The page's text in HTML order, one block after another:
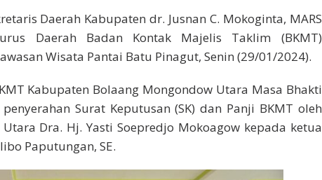
Daerah Kabupaten dr. Jusnan C. Mokoginta, MARS
Daerah Badan Kontak Majelis Taklim (BKMT)
Wisata Pantai Batu Pinagut, Senin (29/01/2024).
Kabupaten Bolaang Mongondow Utara Masa Bhakti
Surat Keputusan (SK) dan Panji BKMT oleh
Dra. Hj. Yasti Soepredjo Mokoagow kepada ketua
Paputungan, SE.